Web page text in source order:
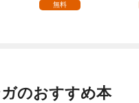
無料
のおすすめ本